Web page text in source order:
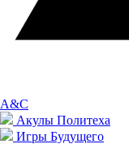
A&C
Акулы Политеха
Игры Будущего